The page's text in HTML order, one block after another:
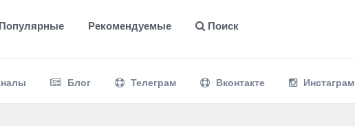
Популярные Рекомендуемые Поиск
Блог Телеграм Вконтакте Инстаграм